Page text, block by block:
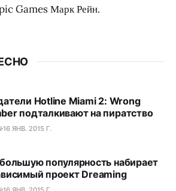
Games Марк Рейн.
Hotline Miami 2: Wrong
подталкивают на пиратство
16 ЯНВ. 2015 Г.
популярность набирает
проект Dreaming